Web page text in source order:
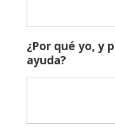
¿Por qué yo, y
ayuda?